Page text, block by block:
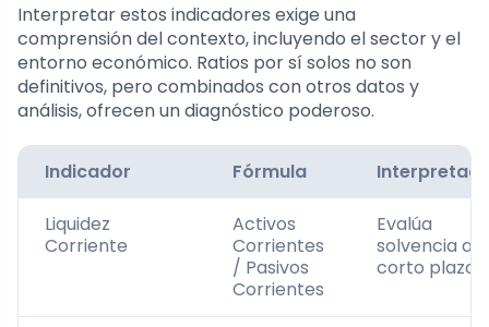
Interpretar estos indicadores exige una
comprensión del contexto, incluyendo el sector y el
entorno económico. Ratios por sí solos no son
definitivos, pero combinados con otros datos y
análisis, ofrecen un diagnóstico poderoso.
Indicador Fórmula
Liquidez
Corriente
Activos
Corrientes
/ Pasivos
Corrientes
Evalúa
solvencia a
corto plazo